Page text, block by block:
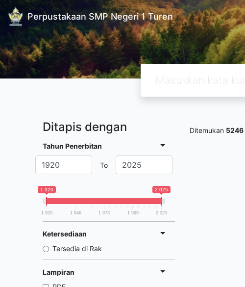
Perpustakaan SMP Negeri 1 Turen
Ditapis dengan
Tahun Penerbitan
To
1 920 2 025
1 920 1 946 1 973 1 999 2 025
Ketersediaan
Tersedia di Rak
Lampiran
Ditemukan 5246